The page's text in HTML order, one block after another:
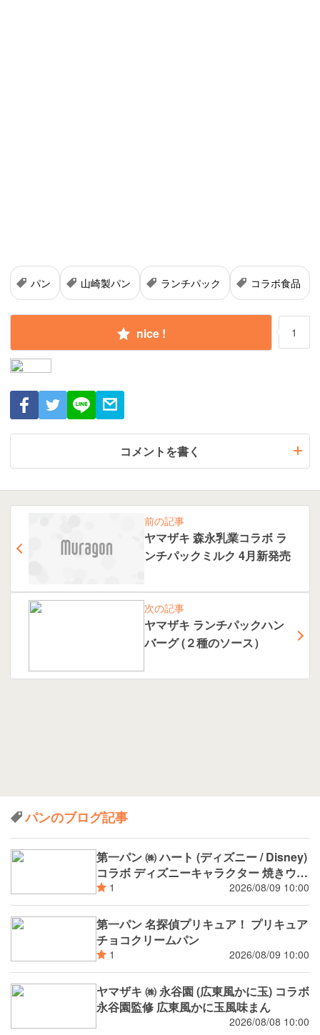
パン 山崎製パン ランチパック コラボ食品
nice ! 1
コメントを書く
前の記事
ヤマザキ 森永乳業コラボ ラ
ンチパックミルク 4月新発売
次の記事
ヤマザキ ランチパックハン
バーグ (２種のソース）
パンのブログ記事
第一パン ㈱ ハート (ディズニー / Disney)
コラボ ディズニーキャラクター 焼きウイ
ンナーカレーパン
1 2026/08/09 10:00
第一パン 名探偵プリキュア！ プリキュア
チョコクリームパン
1 2026/08/09 10:00
ヤマザキ ㈱ 永谷園 (広東風かに玉) コラボ
永谷園監修 広東風かに玉風味まん
2026/08/08 10:00